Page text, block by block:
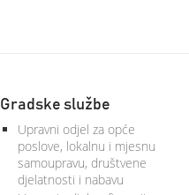
Gradske službe
Upravni odjel za opće
poslove, lokalnu i mjesnu
samoupravu, društvene
djelatnosti i nabavu